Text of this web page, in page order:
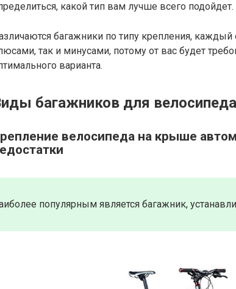
какой тип вам лучше всего подойдет.
багажники по типу крепления, каждый
так и минусами, потому от вас будет
варианта.
багажников для велосипеда
велосипеда на крыше
популярным является багажник,